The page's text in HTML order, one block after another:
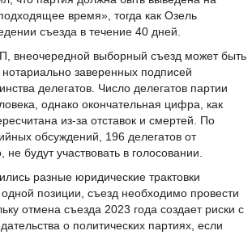
время», тогда как Озель
съезда в течение 40 дней.
внеочередной выборный съезд может быть
заверенных подписей
делегатов. Число делегатов партии
однако окончательная цифра, как
из-за отставок и смертей. По
обсуждений, 196 делегатов от
будут участвовать в голосовании.
разные юридические трактовки
позиции, съезд необходимо провести
отмена съезда 2023 года создает риски с
о политических партиях, если